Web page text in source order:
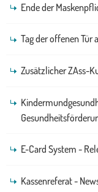
Ende der
Tag der offenen Tür
Zusätzlicher ZAss-
E-Card System -
Kassenreferat -